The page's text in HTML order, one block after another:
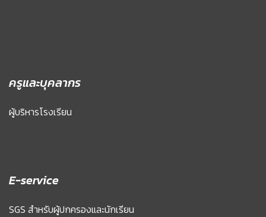
ครูและบุคลากร
ผู้บริหารโรงเรียน
E-service
SGS สำหรับผู้ปกครองและนักเรียน